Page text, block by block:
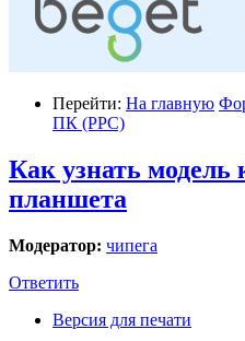
Перейти: На главную
ПК (PPC)
Как узнать модель
планшета
Модератор: чипега
Ответить
Версия для печати